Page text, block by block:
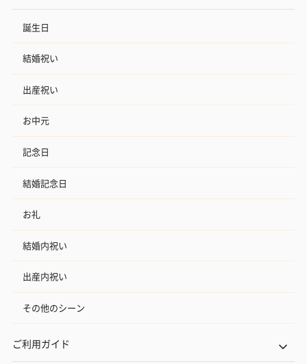
誕生日
結婚祝い
出産祝い
お中元
記念日
結婚記念日
お礼
結婚内祝い
出産内祝い
その他のシーン
ご利用ガイド